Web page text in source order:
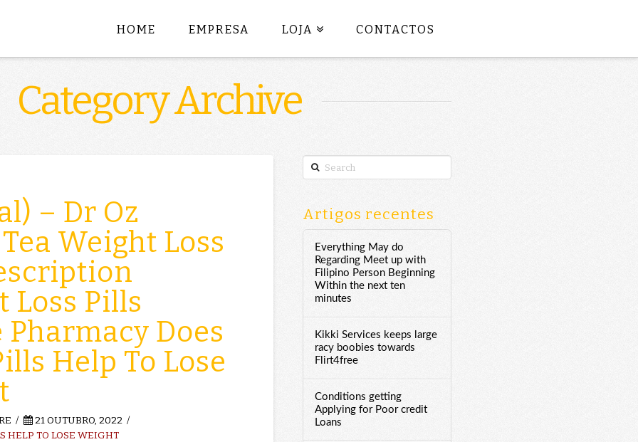
HOME EMPRESA LOJA CONTACTOS
Category Archive
– Dr Oz
Weight Loss
Loss Pills
Does
Help To Lose
21 OUTUBRO, 2022
HELP TO LOSE WEIGHT
Search
Artigos recentes
Everything May do
Regarding Meet up with
Filipino Person Beginning
Within the next ten
minutes
Kikki Services keeps large
racy boobies towards
Flirt4free
Conditions getting
Applying for Poor credit
Loans